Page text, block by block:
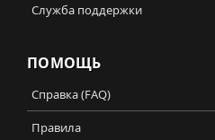
Служба поддержки
ПОМОЩЬ
Справка (FAQ)
Правила